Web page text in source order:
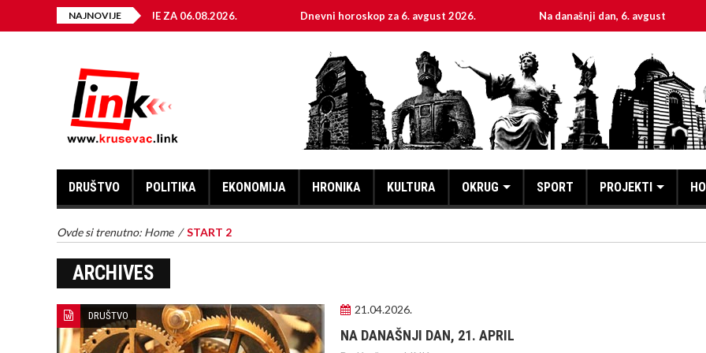
NAJNOVIJE
ENERGIJE ZA 06.08.2026. Dnevni horoskop za 6. avgust 2026. Na današnji dan, 6. avgust
DRUŠTVO POLITIKA EKONOMIJA HRONIKA KULTURA OKRUG SPORT PROJEKTI
Ovde si trenutno: Home /START 2
ARCHIVES
DRUŠTVO 21.04.2026.
NA DANAŠNJI DAN, 21. APRIL